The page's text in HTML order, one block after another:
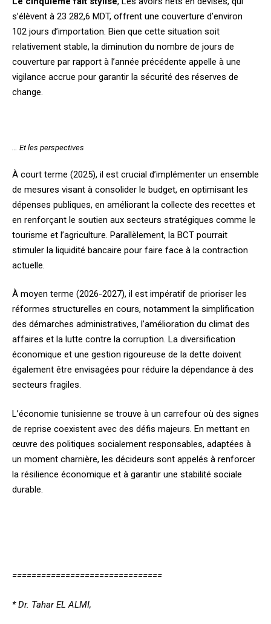
s’élèvent à 23 282,6 MDT, offrent une couverture d’environ
102 jours d’importation. Bien que cette situation soit
relativement stable, la diminution du nombre de jours de
couverture par rapport à l’année précédente appelle à une
vigilance accrue pour garantir la sécurité des réserves de
change.
… Et les perspectives
À court terme (2025), il est crucial d’implémenter un ensemble
de mesures visant à consolider le budget, en optimisant les
dépenses publiques, en améliorant la collecte des recettes et
en renforçant le soutien aux secteurs stratégiques comme le
tourisme et l’agriculture. Parallèlement, la BCT pourrait
stimuler la liquidité bancaire pour faire face à la contraction
actuelle.
À moyen terme (2026-2027), il est impératif de prioriser les
réformes structurelles en cours, notamment la simplification
des démarches administratives, l’amélioration du climat des
affaires et la lutte contre la corruption. La diversification
économique et une gestion rigoureuse de la dette doivent
également être envisagées pour réduire la dépendance à des
secteurs fragiles.
L’économie tunisienne se trouve à un carrefour où des signes
de reprise coexistent avec des défis majeurs. En mettant en
œuvre des politiques socialement responsables, adaptées à
un moment charnière, les décideurs sont appelés à renforcer
la résilience économique et à garantir une stabilité sociale
durable.
===============================
* Dr. Tahar EL ALMI,